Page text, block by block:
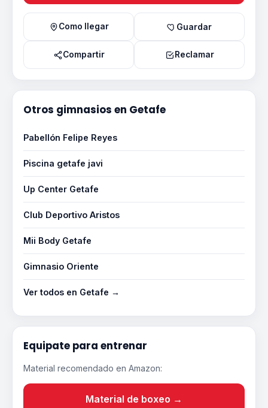
Como llegar Guardar
Compartir Reclamar
Otros gimnasios en Getafe
Pabellón Felipe Reyes
Piscina getafe javi
Up Center Getafe
Club Deportivo Aristos
Mii Body Getafe
Gimnasio Oriente
Ver todos en Getafe →
Equipate para entrenar
Material recomendado en Amazon:
Material de boxeo →